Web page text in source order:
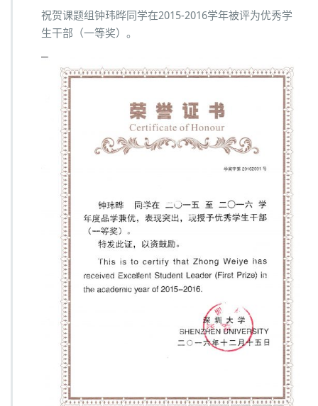
祝贺课题组钟玮晔同学在2015-2016学年被评为优秀学
生干部（一等奖）。